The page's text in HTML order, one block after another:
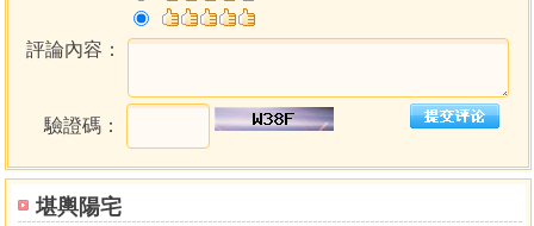
堪輿陽宅
評論內容：
驗證碼：